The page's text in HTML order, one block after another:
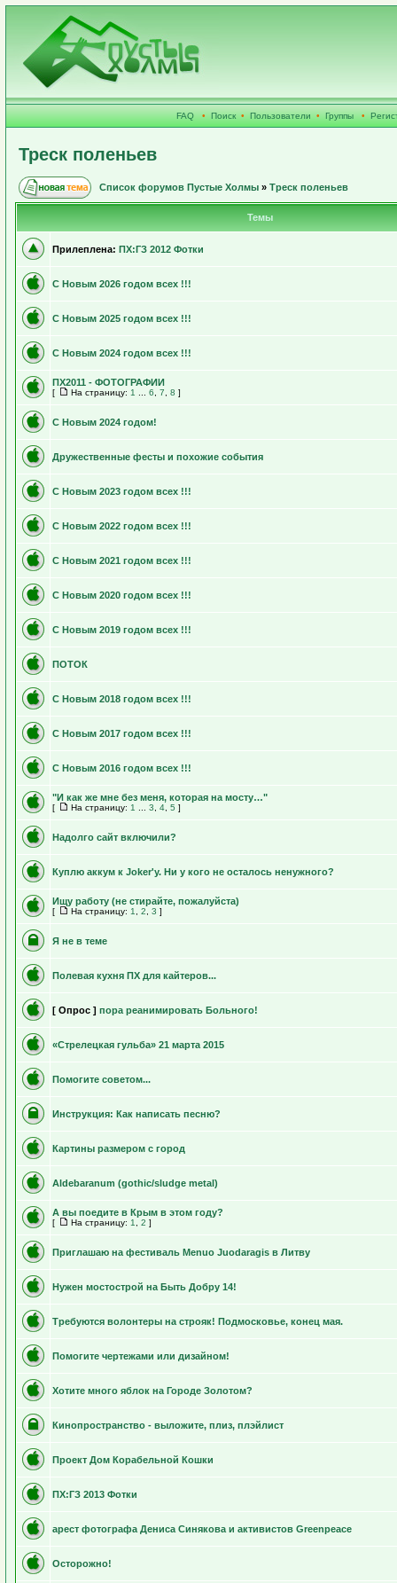
FAQ • Поиск • Пользователи • Группы •
Треск поленьев
Список форумов Пустые Холмы » Треск поленьев
Темы
Прилеплена: ПХ:ГЗ 2012 Фотки
С Новым 2026 годом всех !!!
С Новым 2025 годом всех !!!
С Новым 2024 годом всех !!!
ПХ2011 - ФОТОГРАФИИ
[ На страницу: 1 6 7 8 ]
С Новым 2024 годом!
Дружественные фесты и похожие события
С Новым 2023 годом всех !!!
С Новым 2022 годом всех !!!
С Новым 2021 годом всех !!!
С Новым 2020 годом всех !!!
С Новым 2019 годом всех !!!
ПОТОК
С Новым 2018 годом всех !!!
С Новым 2017 годом всех !!!
С Новым 2016 годом всех !!!
"И как же мне без меня, которая на мосту…"
[ На страницу: 1 3 4 5 ]
Надолго сайт включили?
Куплю аккум к Joker'у. Ни у кого не осталось ненужного?
Ищу работу (не стирайте, пожалуйста)
[ На страницу: 1 2 3 ]
Я не в теме
Полевая кухня ПХ для кайтеров...
[ Опрос ] пора реанимировать Больного!
«Стрелецкая гульба» 21 марта 2015
Помогите советом...
Инструкция: Как написать песню?
Картины размером с город
Aldebaranum (gothic/sludge metal)
А вы поедите в Крым в этом году?
[ На страницу: 1 2 ]
Приглашаю на фестиваль Menuo Juodaragis в Литву
Нужен мостострой на Быть Добру 14!
Требуются волонтеры на строяк! Подмосковье, конец мая.
Помогите чертежами или дизайном!
Хотите много яблок на Городе Золотом?
Кинопространство - выложите, плиз, плэйлист
Проект Дом Корабельной Кошки
ПХ:ГЗ 2013 Фотки
арест фотографа Дениса Синякова и активистов Greenpeace
Осторожно!